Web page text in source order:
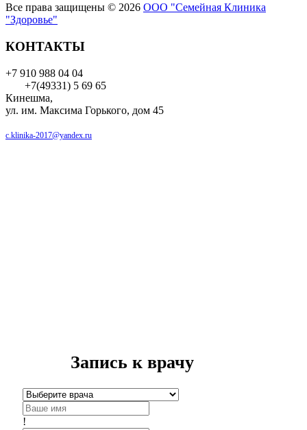
Все права защищены © 2026 ООО "Семейная Клиника
"Здоровье"
КОНТАКТЫ
+7 910 988 04 04
+7(49331) 5 69 65
Кинешма,
ул. им. Максима Горького, дом 45
c.klinika-2017@yandex.ru
Запись к врачу
!